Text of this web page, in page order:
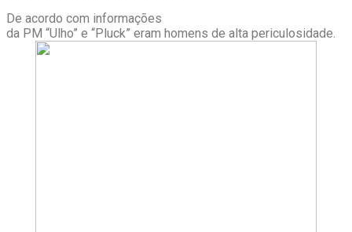
De acordo com informações
da PM “Ulho” e “Pluck” eram homens de alta periculosidade.